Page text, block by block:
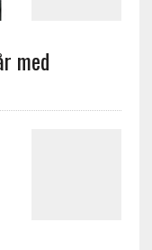
med